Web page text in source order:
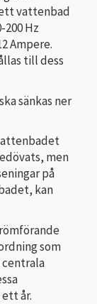
vattenbad
Hz
Ampere.
till dess
sänkas ner
men
på
kan
som
centrala
år.